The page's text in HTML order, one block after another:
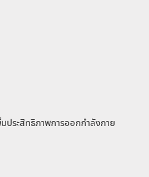
มประสิทธิภาพการออกกำลังกาย